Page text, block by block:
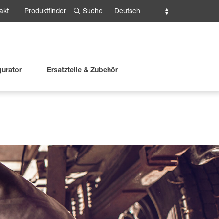
Produktfinder Suche Deutsch
Ersatzteile & Zubehör